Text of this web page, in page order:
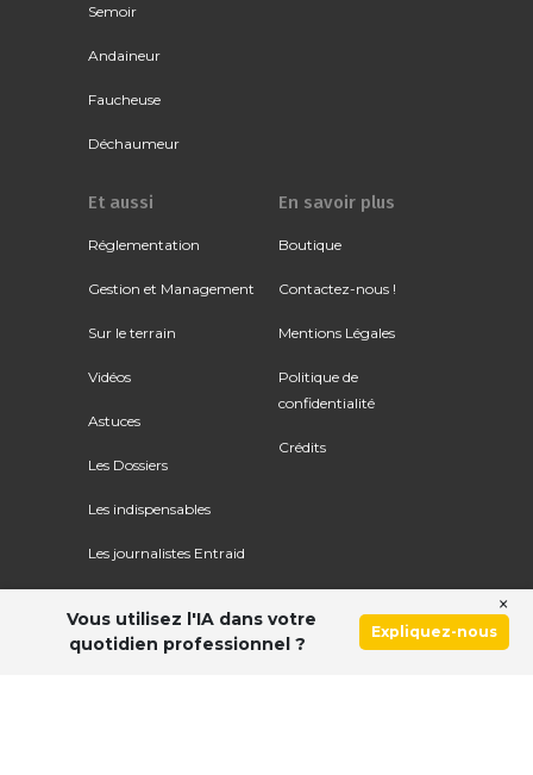
Semoir
Andaineur
Faucheuse
Déchaumeur
Et aussi
Réglementation
Gestion et Management
Sur le terrain
Vidéos
Astuces
Les Dossiers
Les indispensables
Les journalistes Entraid
En savoir plus
Boutique
Contactez-nous !
Mentions Légales
Politique de
confidentialité
Crédits
Vous utilisez l'IA dans votre
quotidien professionnel ?
Expliquez-nous
×